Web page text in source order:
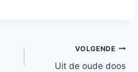
VOLGENDE
Uit de oude doos